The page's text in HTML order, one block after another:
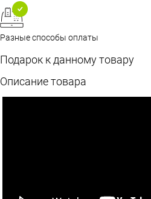
Разные способы оплаты
Подарок к данному товару
Описание товара